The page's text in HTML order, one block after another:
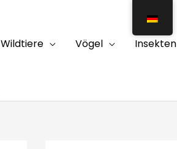
Wildtiere Vögel Insekten